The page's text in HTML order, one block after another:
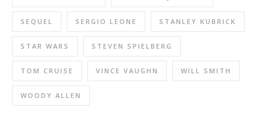
SEQUEL SERGIO LEONE STANLEY KUBRICK
STAR WARS STEVEN SPIELBERG
TOM CRUISE VINCE VAUGHN WILL SMITH
WOODY ALLEN